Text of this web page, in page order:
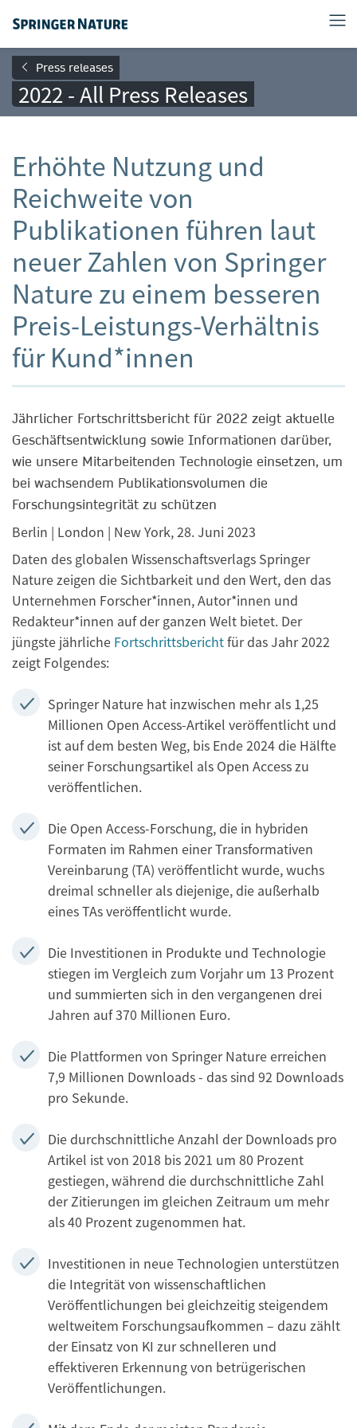
Press releases
2022 - All Press Releases
Erhöhte Nutzung und
Reichweite von
Publikationen führen laut
neuer Zahlen von Springer
Nature zu einem besseren
Preis-Leistungs-Verhältnis
für Kund*innen
Jährlicher Fortschrittsbericht für 2022 zeigt aktuelle
Geschäftsentwicklung sowie Informationen darüber,
wie unsere Mitarbeitenden Technologie einsetzen, um
bei wachsendem Publikationsvolumen die
Forschungsintegrität zu schützen
Berlin | London | New York, 28. Juni 2023
Daten des globalen Wissenschaftsverlags Springer
Nature zeigen die Sichtbarkeit und den Wert, den das
Unternehmen Forscher*innen, Autor*innen und
Redakteur*innen auf der ganzen Welt bietet. Der
jüngste jährliche Fortschrittsberichtfür das Jahr 2022
zeigt Folgendes:
Springer Nature hat inzwischen mehr als 1,25
Millionen Open Access-Artikel veröffentlicht und
ist auf dem besten Weg, bis Ende 2024 die Hälfte
seiner Forschungsartikel als Open Access zu
veröffentlichen.
Die Open Access-Forschung, die in hybriden
Formaten im Rahmen einer Transformativen
Vereinbarung (TA) veröffentlicht wurde, wuchs
dreimal schneller als diejenige, die außerhalb
eines TAs veröffentlicht wurde.
Die Investitionen in Produkte und Technologie
stiegen im Vergleich zum Vorjahr um 13 Prozent
und summierten sich in den vergangenen drei
Jahren auf 370 Millionen Euro.
Die Plattformen von Springer Nature erreichen
7,9 Millionen Downloads - das sind 92 Downloads
pro Sekunde.
Die durchschnittliche Anzahl der Downloads pro
Artikel ist von 2018 bis 2021 um 80 Prozent
gestiegen, während die durchschnittliche Zahl
der Zitierungen im gleichen Zeitraum um mehr
als 40 Prozent zugenommen hat.
Investitionen in neue Technologien unterstützen
die Integrität von wissenschaftlichen
Veröffentlichungen bei gleichzeitig steigendem
weltweitem Forschungsaufkommen – dazu zählt
der Einsatz von KI zur schnelleren und
effektiveren Erkennung von betrügerischen
Veröffentlichungen.